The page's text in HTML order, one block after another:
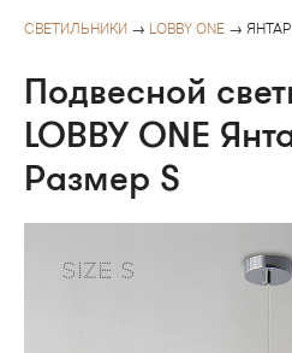
СВЕТИЛЬНИКИ → LOBBY ONE →
Подвесной
LOBBY ONE
Размер S